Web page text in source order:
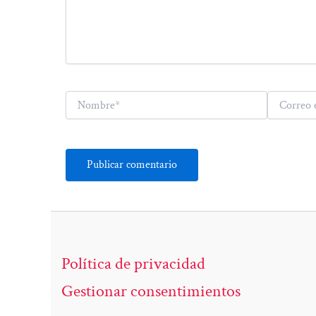
Nombre*
Correo
electrónico*
Política de privacidad
Gestionar consentimientos